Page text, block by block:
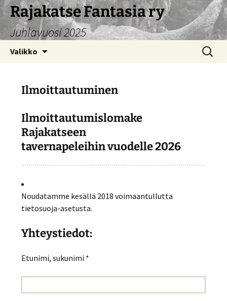
Siirry
sisältöön
Rajakatse Fantasia ry
Juhlavuosi 2025
Valikko Haku:
Ilmoittautuminen
Ilmoittautumislomake
Rajakatseen
tavernapeleihin vuodelle 2026
Noudatamme kesällä 2018 voimaantullutta
tietosuoja-asetusta.
Yhteystiedot:
Etunimi, sukunimi *